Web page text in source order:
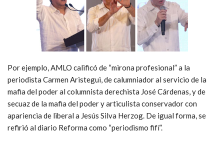
Por ejemplo, AMLO calificó de “mirona profesional” a la
periodista Carmen Aristegui, de calumniador al servicio de la
mafia del poder al columnista derechista José Cárdenas, y de
secuaz de la mafia del poder y articulista conservador con
apariencia de liberal a Jesús Silva Herzog. De igual forma, se
refirió al diario Reforma como “periodismo fifí”.